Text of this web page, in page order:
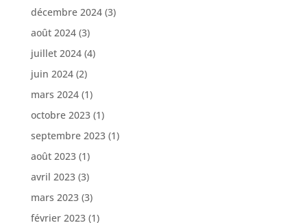
décembre 2024(3)
août 2024(3)
juillet 2024(4)
juin 2024(2)
mars 2024(1)
octobre 2023(1)
septembre 2023(1)
août 2023(1)
avril 2023(3)
mars 2023(3)
février 2023(1)